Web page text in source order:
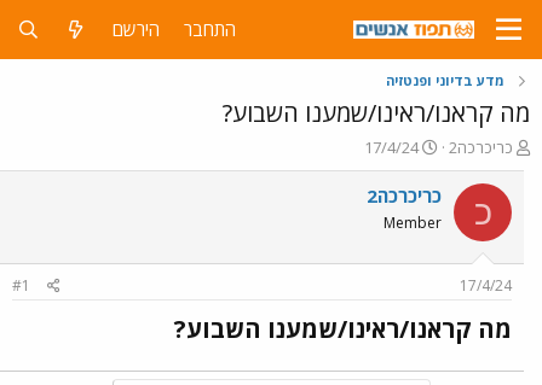
התחבר הירשם
מדע בדיוני ופנטזיה
מה קראנו/ראינו/שמענו השבוע?
פ
ו
ת
ח
ה
ש
א
כריכרכה2
פ
ו
ר
ס
ם
ר
י
17/4/24
כ כריכרכה2
Member
17/4/24
#1
מה קראנו/ראינו/שמענו השבוע?​